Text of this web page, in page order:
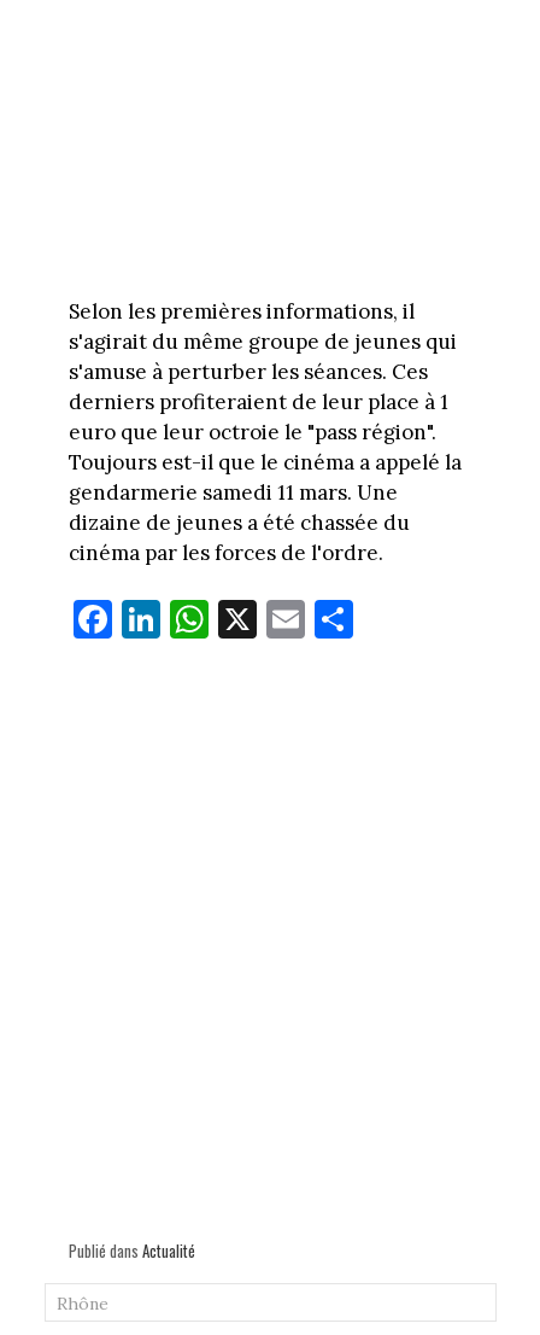
Selon les premières informations, il
s'agirait du même groupe de jeunes qui
s'amuse à perturber les séances. Ces
derniers profiteraient de leur place à 1
euro que leur octroie le "pass région".
Toujours est-il que le cinéma a appelé la
gendarmerie samedi 11 mars. Une
dizaine de jeunes a été chassée du
cinéma par les forces de l'ordre.
Fa
ce
Li
nk
W
ha
X E
m
Pa
Publié dans Actualité
Rhône